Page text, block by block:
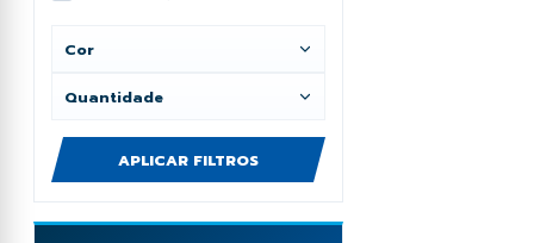
Cor
Quantidade
APLICAR FILTROS